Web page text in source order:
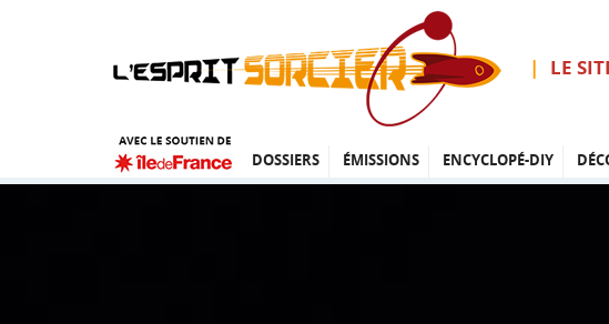
LE
DOSSIERS ÉMISSIONS ENCYCLOPÉ-DIY